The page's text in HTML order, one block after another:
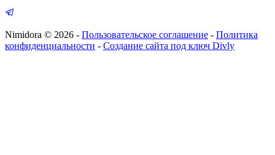
Nimidora © 2026 - Пользовательское соглашение - Политика
конфиденциальности - Создание сайта под ключ Divly